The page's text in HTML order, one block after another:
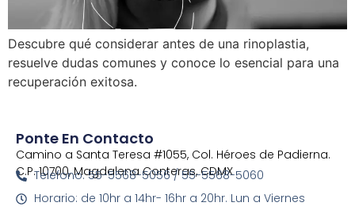
Descubre qué considerar antes de una rinoplastia,
resuelve dudas comunes y conoce lo esencial para una
recuperación exitosa.
Ponte En Contacto
Camino a Santa Teresa #1055, Col. Héroes de Padierna.
C.P. 10700, Magdalena Conteras, CDMX
Telefono: 55-5568-5056 / 55-5568-5060
Horario: de 10hr a 14hr- 16hr a 20hr. Lun a Viernes